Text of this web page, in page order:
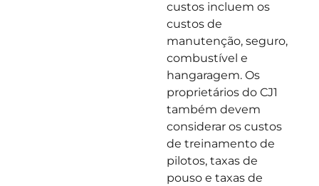
custos incluem os
custos de
manutenção, seguro,
combustível e
hangaragem. Os
proprietários do CJ1
também devem
considerar os custos
de treinamento de
pilotos, taxas de
pouso e taxas de